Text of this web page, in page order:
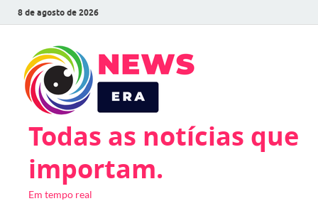
8 de agosto de 2026
Todas as notícias que
importam.
Em tempo real